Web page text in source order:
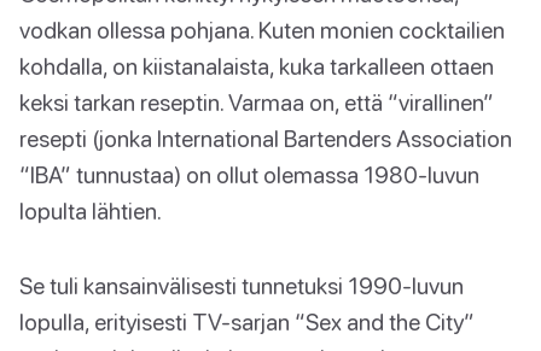
vodkan ollessa pohjana. Kuten monien cocktailien
kohdalla, on kiistanalaista, kuka tarkalleen ottaen
keksi tarkan reseptin. Varmaa on, että “virallinen”
resepti (jonka International Bartenders Association
“IBA” tunnustaa) on ollut olemassa 1980-luvun
lopulta lähtien.
Se tuli kansainvälisesti tunnetuksi 1990-luvun
lopulla, erityisesti TV-sarjan “Sex and the City”